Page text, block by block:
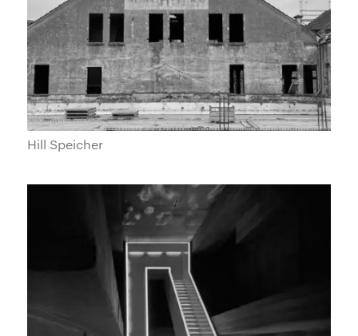
Hill Speicher